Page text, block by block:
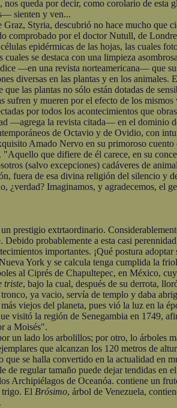
queda por decir, como corolario de esta
sienten y ven...
Styria, descubrió no hace mucho que
comprobado por el doctor Nutull, de
epidérmicas de las hojas, las cuales
se destaca con una limpieza
—en una revista norteamericana— que
diversas en las plantas y en los
las plantas no sólo están dotadas de
y mueren por el efecto de los
por todos los acontecimientos que
—agrega la revista citada— en el dominio
de Octavio y de Ovidio, con
Amado Nervo en su primoroso cuento
que difiere de él carece, en su
(salvo excepciones) cadáveres de
fuera de esa divina religión del silencio y
Imaginamos, y agradecemos, el
extrtaordinario.
probablemente a esta casi
importantes. ¡Qué postura
York y se calcula tenga cumplida la
al Ciprés de Chapultepec, en México,
triste, bajo la cual, después de su derrota,
ya vacio, servía de templo y daba
viejos del planeta, pues vió la luz en la
visitó la región de Senegambia en 1749,
a Moisés".
lado los arbolillos; por otro, lo árboles
que alcanzan los 120 metros de
se halla convertido en la actualidad en
regular tamaño puede dejar tendidas en el
Archipiélagos de Oceanóa. contiene un
trigo. El Brósimo, árbol de Venezuela,